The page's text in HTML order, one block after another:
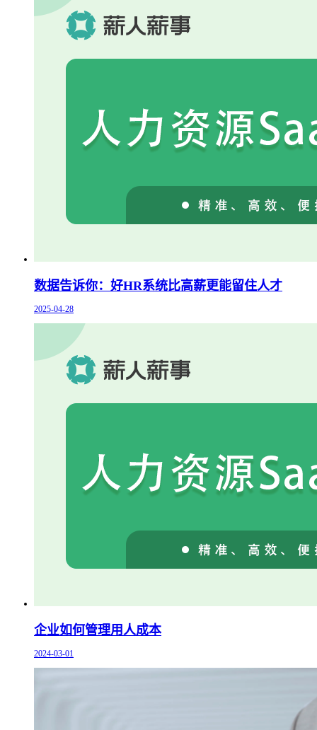
数据告诉你：好HR系统比高薪更能留住人才
2025-04-28
企业如何管理用人成本
2024-03-01